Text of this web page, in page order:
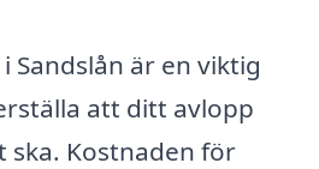
Sandslån är en viktig
att ditt avlopp
Kostnaden för